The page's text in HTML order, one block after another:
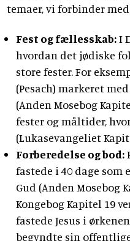
temaer, vi forbinder
Fest og fællesskab:I
hvordan det jødiske
store fester. For
(Pesach) markeret
(Anden Mosebog
fester og måltider,
(Lukasevangeliet
Forberedelse og bod:
fastede i 40 dage som
Gud (Anden Mosebog
Kongebog Kapitel 19
fastede Jesus i
begyndte sin